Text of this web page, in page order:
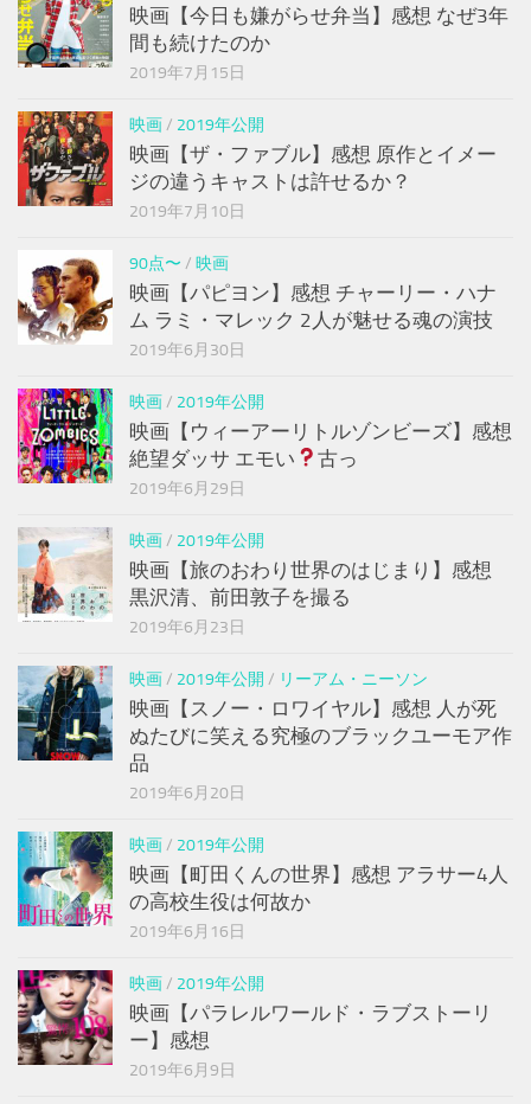
映画【今日も嫌がらせ弁当】感想 なぜ3年
間も続けたのか
2019年7月15日
映画/ 2019年公開
映画【ザ・ファブル】感想 原作とイメー
ジの違うキャストは許せるか？
2019年7月10日
90点〜 / 映画
映画【パピヨン】感想 チャーリー・ハナ
ム ラミ・マレック 2人が魅せる魂の演技
2019年6月30日
映画/ 2019年公開
映画【ウィーアーリトルゾンビーズ】感想
絶望ダッサ エモい
古っ
2019年6月29日
映画/ 2019年公開
映画【旅のおわり世界のはじまり】感想
黒沢清、前田敦子を撮る
2019年6月23日
映画/ 2019年公開 / リーアム・ニーソン
映画【スノー・ロワイヤル】感想 人が死
ぬたびに笑える究極のブラックユーモア作
品
2019年6月20日
映画/ 2019年公開
映画【町田くんの世界】感想 アラサー4人
の高校生役は何故か
2019年6月16日
映画/ 2019年公開
映画【パラレルワールド・ラブストーリ
ー】感想
2019年6月9日